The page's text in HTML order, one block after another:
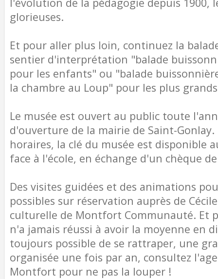
glorieuses.
Et pour aller plus loin, continuez la
sentier d'interprétation "balade
pour les enfants" ou "balade
la chambre au Loup" pour les plus
Le musée est ouvert au public toute
d'ouverture de la mairie de Saint-Gonlay.
horaires, la clé du musée est disponible
face à l'école, en échange d'un chèque
Des visites guidées et des animations
possibles sur réservation auprès de
culturelle de Montfort Communauté. Et
n'a jamais réussi à avoir la moyenne en
toujours possible de se rattraper, une
organisée une fois par an, consultez
Montfort pour ne pas la louper !